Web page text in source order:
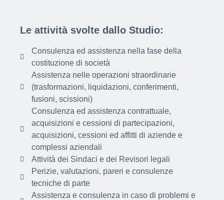
Le attività svolte dallo Studio:
Consulenza ed assistenza nella fase della
costituzione di società
Assistenza nelle operazioni straordinarie
(trasformazioni, liquidazioni, conferimenti,
fusioni, scissioni)
Consulenza ed assistenza contrattuale,
acquisizioni e cessioni di partecipazioni,
acquisizioni, cessioni ed affitti di aziende e
complessi aziendali
Attività dei Sindaci e dei Revisori legali
Perizie, valutazioni, pareri e consulenze
tecniche di parte
Assistenza e consulenza in caso di problemi e